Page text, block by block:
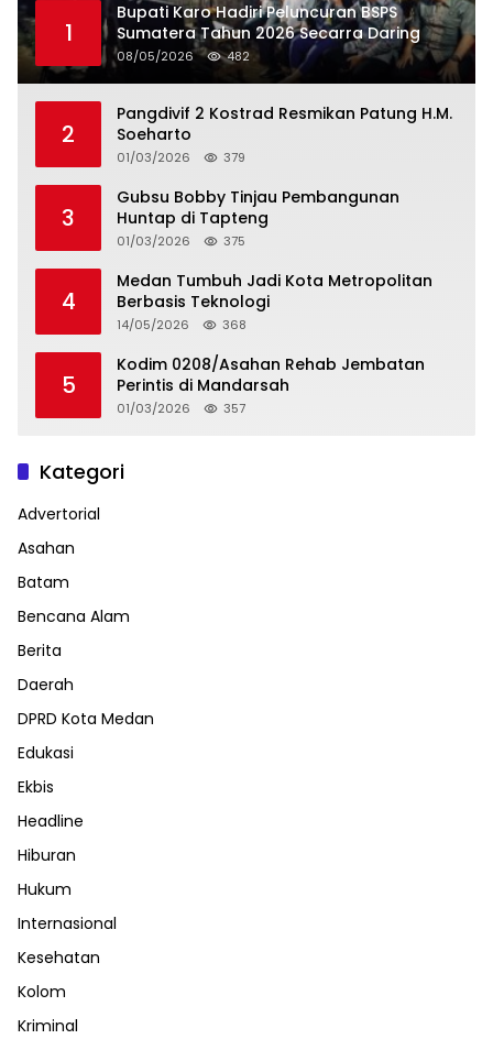
1
Bupati Karo Hadiri Peluncuran BSPS
Sumatera Tahun 2026 Secarra Daring
08/05/2026 482
2
Pangdivif 2 Kostrad Resmikan Patung H.M.
Soeharto
01/03/2026 379
3
Gubsu Bobby Tinjau Pembangunan
Huntap di Tapteng
01/03/2026 375
4
Medan Tumbuh Jadi Kota Metropolitan
Berbasis Teknologi
14/05/2026 368
5
Kodim 0208/Asahan Rehab Jembatan
Perintis di Mandarsah
01/03/2026 357
Kategori
Advertorial
Asahan
Batam
Bencana Alam
Berita
Daerah
DPRD Kota Medan
Edukasi
Ekbis
Headline
Hiburan
Hukum
Internasional
Kesehatan
Kolom
Kriminal